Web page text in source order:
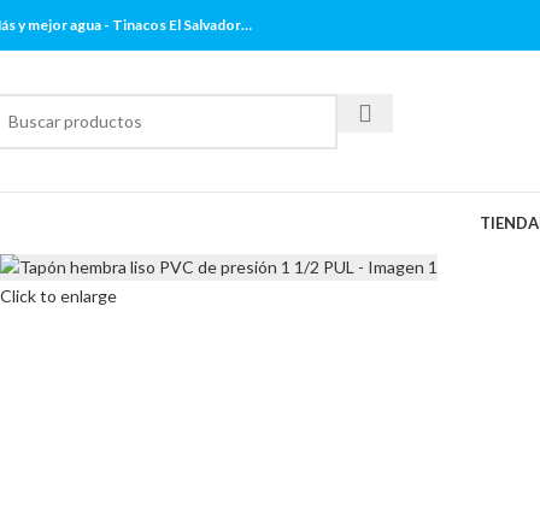
y mejor agua - Tinacos El Salvador…
TIENDA
Click to enlarge